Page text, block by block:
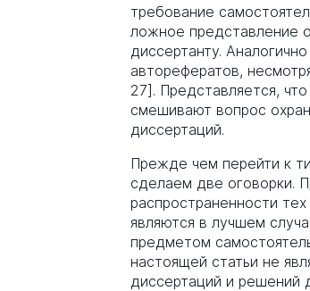
требование
ложное представление
диссертанту.
авторефератов,
27]. Представляется,
смешивают вопрос
диссертаций.
Прежде чем перейти к
сделаем две оговорки.
распространенности
являются в лучшем
предметом
настоящей статьи не
диссертаций и решений